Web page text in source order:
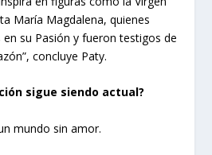
María Magdalena, quienes
en su Pasión y fueron testigos de
concluye Paty.
sigue siendo actual?
mundo sin amor.